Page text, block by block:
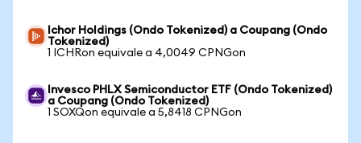
Ichor Holdings (Ondo Tokenized) a Coupang (Ondo
Tokenized)
1 ICHRon equivale a 4,0049 CPNGon
Invesco PHLX Semiconductor ETF (Ondo Tokenized)
a Coupang (Ondo Tokenized)
1 SOXQon equivale a 5,8418 CPNGon